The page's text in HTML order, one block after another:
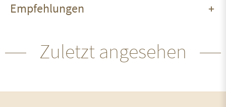
Empfehlungen
Zuletzt angesehen